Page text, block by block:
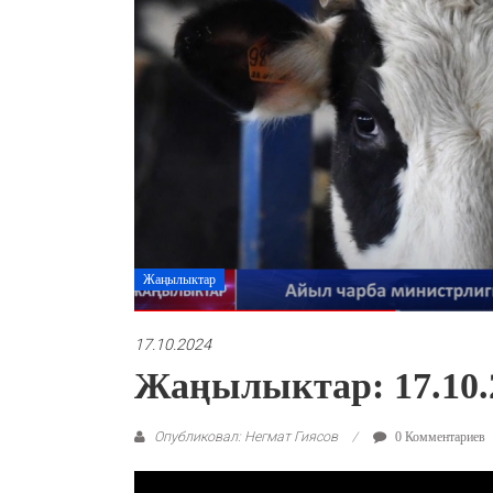
Жаңылыктар
17.10.2024
Жаңылыктар:
Опубликовал: Негмат Гиясов 0 Комментариев